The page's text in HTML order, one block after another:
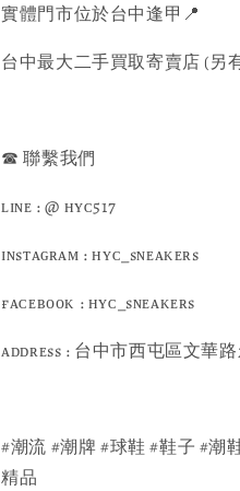
實體門市位於台中逢甲📍
台中最大二手買取寄賣店 (另
☎ 聯繫我們
ʟɪɴᴇ : @ ʜʏᴄ517
ɪɴsᴛᴀɢʀᴀᴍ : ʜʏᴄ_sɴᴇᴀᴋᴇʀs
ғᴀᴄᴇʙᴏᴏᴋ : ʜʏᴄ_sɴᴇᴀᴋᴇʀs
ᴀᴅᴅʀᴇss : 台中市西屯區文華
#潮流 #潮牌 #球鞋 #鞋子 #潮
精品